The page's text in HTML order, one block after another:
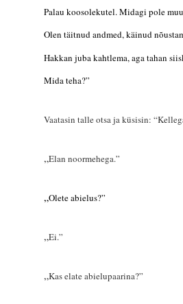
Palau koosolekutel. Midagi pole
Olen täitnud andmed, käinud
Hakkan juba kahtlema, aga tahan
Mida teha?”
Vaatasin talle otsa ja küsisin:
„Elan noormehega.”
„Olete abielus?”
„Ei.”
„Kas elate abielupaarina?”